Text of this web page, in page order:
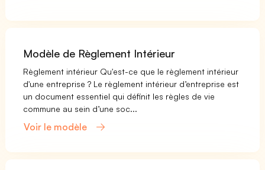
Modèle de Règlement Intérieur
Règlement intérieur Qu'est-ce que le règlement intérieur
d'une entreprise ? Le règlement intérieur d’entreprise est
un document essentiel qui définit les règles de vie
commune au sein d’une soc...
Voir le modèle